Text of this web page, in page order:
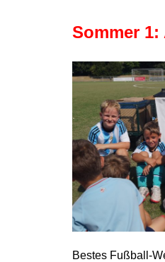
Sommer
Bestes Fußball-